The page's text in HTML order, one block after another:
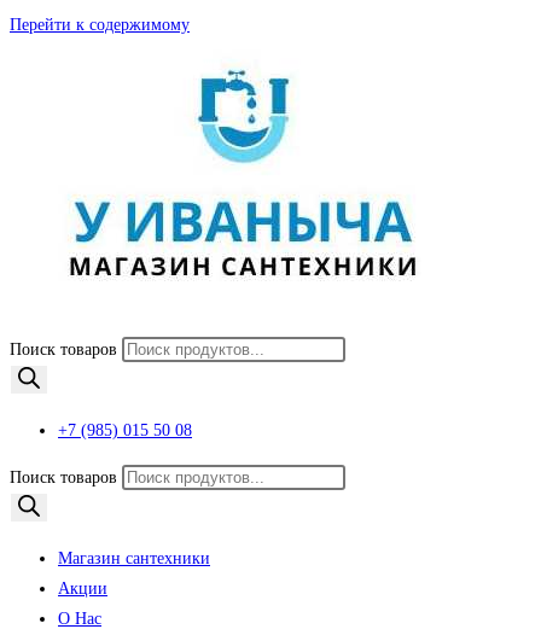
Перейти к содержимому
Поиск товаров
+7 (985) 015 50 08
Поиск товаров
Магазин сантехники
Акции
О Нас